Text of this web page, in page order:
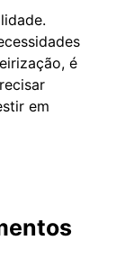
é
em